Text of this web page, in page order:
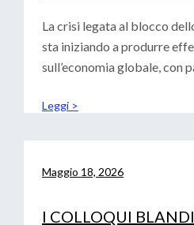
STATI UNITI E CINA
La crisi legata al blocco
sta iniziando a produrre
sull’economia globale, con
Leggi >
Maggio 18, 2026
I COLLOQUI